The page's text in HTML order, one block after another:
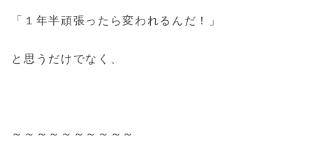
「１年半頑張ったら変われるんだ！」
と思うだけでなく、
～～～～～～～～～～